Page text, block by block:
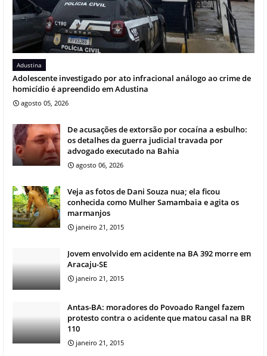
Adustina
Adolescente investigado por ato infracional análogo ao crime de
homicídio é apreendido em Adustina
agosto 05, 2026
De acusações de extorsão por cocaína a esbulho:
os detalhes da guerra judicial travada por
advogado executado na Bahia
agosto 06, 2026
Veja as fotos de Dani Souza nua; ela ficou
conhecida como Mulher Samambaia e agita os
marmanjos
janeiro 21, 2015
Jovem envolvido em acidente na BA 392 morre em
Aracaju-SE
janeiro 21, 2015
Antas-BA: moradores do Povoado Rangel fazem
protesto contra o acidente que matou casal na BR
110
janeiro 21, 2015